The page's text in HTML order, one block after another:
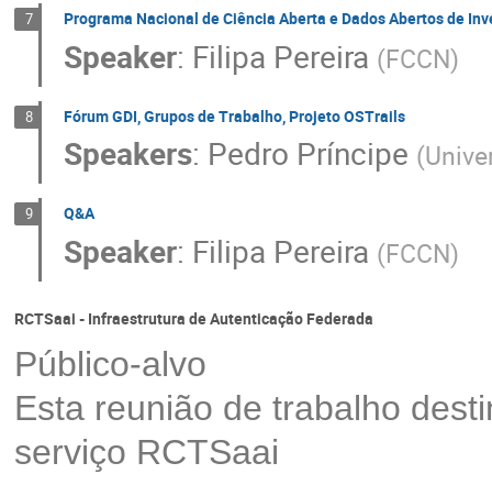
7 Programa Nacional de Ciência Aberta e Dados Abertos de
Speaker: Filipa Pereira (FCCN)
8 Fórum GDI, Grupos de Trabalho, Projeto OSTrails
Speakers: Pedro Príncipe (
9 Q&A
Speaker: Filipa Pereira (FCCN)
RCTSaai - Infraestrutura de Autenticação Federada
Público-alvo
Esta reunião de trabalho
serviço RCTSaai